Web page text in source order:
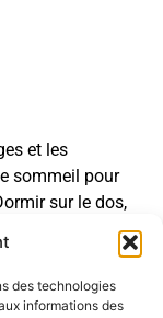
des technologies
informations des
et les
sommeil pour
sur le dos,
des avantages et
santé, de confort
votre
en fonction de